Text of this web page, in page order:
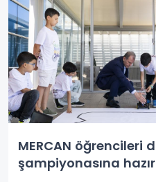
MERCAN öğrencileri
şampiyonasına